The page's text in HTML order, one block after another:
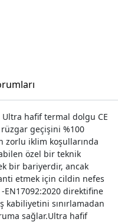
Ultra hafif termal dolgu CE
rüzgar geçişini %100
zorlu iklim koşullarında
özel bir teknik
bir bariyerdir, ancak
etmek için cildin nefes
-EN17092:2020 direktifine
kabiliyetini sınırlamadan
sağlar.Ultra hafif